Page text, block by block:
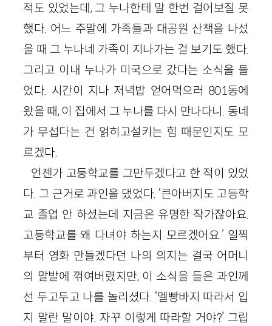
적도 있었는데, 그 누나한테 말 한번 걸어보질 못
했다. 어느 주말에 가족들과 대공원 산책을 나섰
을 때 그 누나네 가족이 지나가는 걸 보기도 했다.
그리고 이내 누나가 미국으로 갔다는 소식을 들
었다. 시간이 지나 저녁밥 얻어먹으러 801동에
왔을 때, 이 집에서 그 누나를 다시 만나다니. 동네
가 무섭다는 건 얽히고설키는 힘 때문인지도 모
르겠다.
언젠가 고등학교를 그만두겠다고 한 적이 있었
다. 그 근거로 과인을 댔었다. ‘큰아버지도 고등학
교 졸업 안 하셨는데 지금은 유명한 작가잖아요.
고등학교를 왜 다녀야 하는지 모르겠어요.’ 일찍
부터 영화 만들겠다던 나의 의지는 결국 어머니
의 말발에 꺾여버렸지만, 이 소식을 들은 과인께
선 두고두고 나를 놀리셨다. ‘멜빵바지 따라서 입
지 말란 말이야. 자꾸 이렇게 따라할 거야?’ 그립